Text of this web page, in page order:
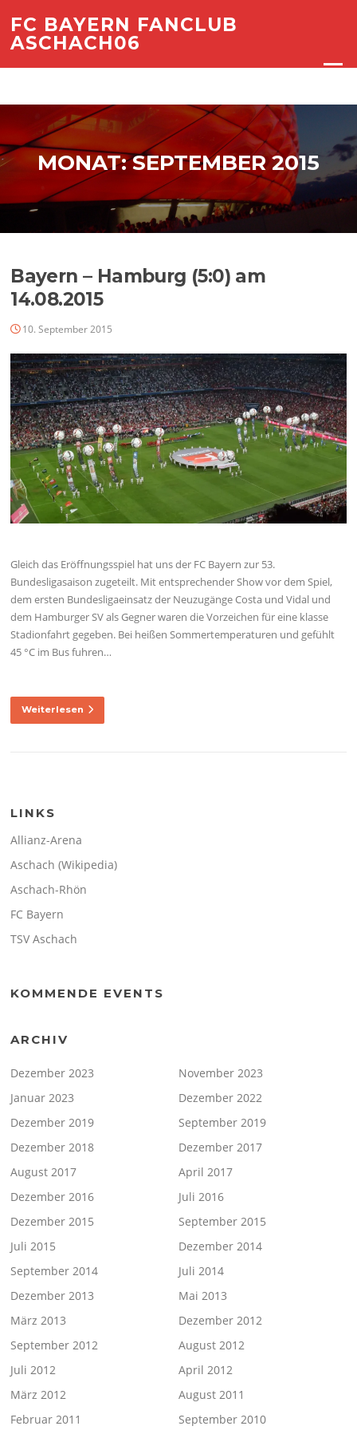
Inhalt
springen
FC BAYERN FANCLUB
ASCHACH06
Menü
MONAT:SEPTEMBER 2015
Bayern – Hamburg (5:0) am
14.08.2015
10. September 2015
Gleich das Eröffnungsspiel hat uns der FC Bayern zur 53.
Bundesligasaison zugeteilt. Mit entsprechender Show vor dem Spiel,
dem ersten Bundesligaeinsatz der Neuzugänge Costa und Vidal und
dem Hamburger SV als Gegner waren die Vorzeichen für eine klasse
Stadionfahrt gegeben. Bei heißen Sommertemperaturen und gefühlt
45 °C im Bus fuhren…
Weiterlesen
LINKS
Allianz-Arena
Aschach (Wikipedia)
Aschach-Rhön
FC Bayern
TSV Aschach
KOMMENDE EVENTS
ARCHIV
Dezember 2023
November 2023
Januar 2023
Dezember 2022
Dezember 2019
September 2019
Dezember 2018
Dezember 2017
August 2017
April 2017
Dezember 2016
Juli 2016
Dezember 2015
September 2015
Juli 2015
Dezember 2014
September 2014
Juli 2014
Dezember 2013
Mai 2013
März 2013
Dezember 2012
September 2012
August 2012
Juli 2012
April 2012
März 2012
August 2011
Februar 2011
September 2010